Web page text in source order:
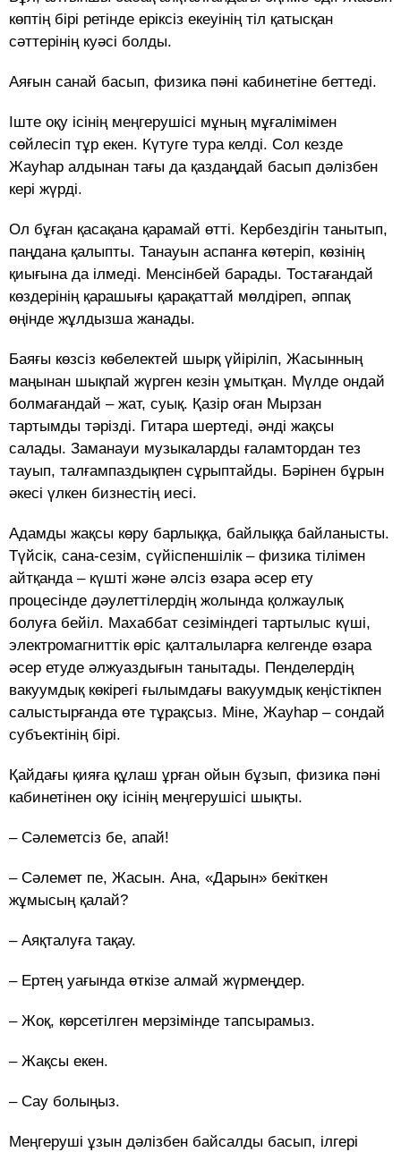
көптің бірі ретінде еріксіз екеуінің тіл қатысқан
сәттерінің куәсі болды.
Аяғын санай басып, физика пәні кабинетіне беттеді.
Іште оқу ісінің меңгерушісі мұның мұғалімімен
сөйлесіп тұр екен. Күтуге тура келді. Сол кезде
Жауһар алдынан тағы да қаздаңдай басып дәлізбен
кері жүрді.
Ол бұған қасақана қарамай өтті. Кербездігін танытып,
паңдана қалыпты. Танауын аспанға көтеріп, көзінің
қиығына да ілмеді. Менсінбей барады. Тостағандай
көздерінің қарашығы қарақаттай мөлдіреп, әппақ
өңінде жұлдызша жанады.
Баяғы көзсіз көбелектей шырқ үйіріліп, Жасынның
маңынан шықпай жүрген кезін ұмытқан. Мүлде ондай
болмағандай – жат, суық. Қазір оған Мырзан
тартымды тәрізді. Гитара шертеді, әнді жақсы
салады. Заманауи музыкаларды ғаламтордан тез
тауып, талғампаздықпен сұрыптайды. Бәрінен бұрын
әкесі үлкен бизнестің иесі.
Адамды жақсы көру барлыққа, байлыққа байланысты.
Түйсік, сана-сезім, сүйіспеншілік – физика тілімен
айтқанда – күшті және әлсіз өзара әсер ету
процесінде дәулеттілердің жолында қолжаулық
болуға бейіл. Махаббат сезіміндегі тартылыс күші,
электромагниттік өріс қалталыларға келгенде өзара
әсер етуде әлжуаздығын танытады. Пенделердің
вакуумдық көкірегі ғылымдағы вакуумдық кеңістікпен
салыстырғанда өте тұрақсыз. Міне, Жауһар – сондай
субъектінің бірі.
Қайдағы қияға құлаш ұрған ойын бұзып, физика пәні
кабинетінен оқу ісінің меңгерушісі шықты.
– Cәлеметсіз бе, апай!
– Сәлемет пе, Жасын. Ана, «Дарын» бекіткен
жұмысың қалай?
– Аяқталуға тақау.
– Ертең уағында өткізе алмай жүрмеңдер.
– Жоқ, көрсетілген мерзімінде тапсырамыз.
– Жақсы екен.
– Сау болыңыз.
Меңгеруші ұзын дәлізбен байсалды басып, ілгері